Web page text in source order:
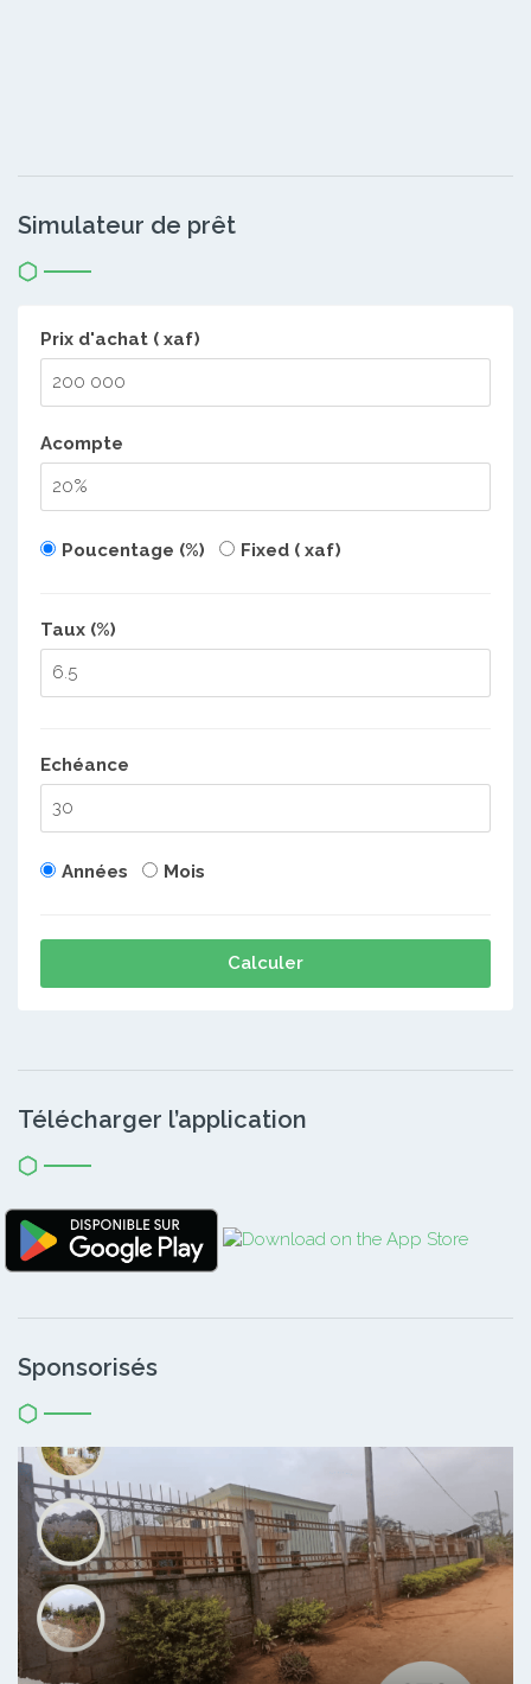
Simulateur de prêt
Prix d'achat ( xaf)
Acompte
Poucentage (%) Fixed ( xaf)
Taux (%)
Echéance
Années Mois
Calculer
Télécharger l’application
Sponsorisés